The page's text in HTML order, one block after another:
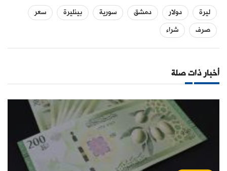
ليرة دولار دمشق سورية بينليرة
سعر
صرف
شراء
أخبار ذات صلة